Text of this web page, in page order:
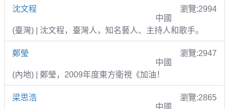
沈文程
瀏覽:2994
中國
(臺灣) | 沈文程，臺灣人，知名藝人、主持人和歌手。
鄭瑩
瀏覽:2947
中國
(內地) | 鄭瑩，2009年度東方衛視《加油！
梁思浩
瀏覽:2865
中國